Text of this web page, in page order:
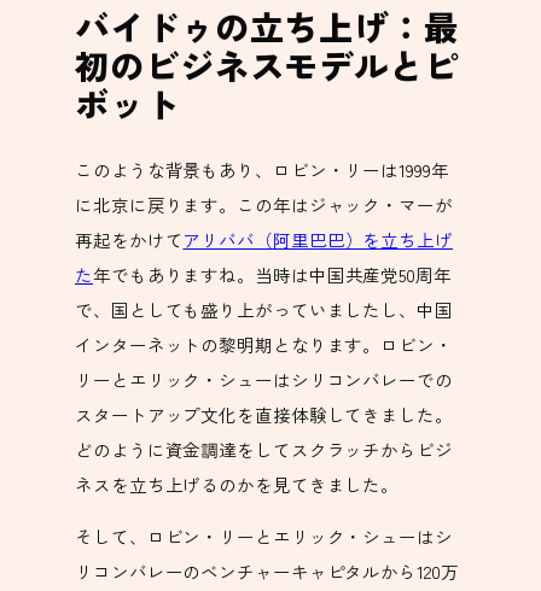
バイドゥの立ち上げ：最
初のビジネスモデルとピ
ボット
このような背景もあり、ロビン・リーは1999年
に北京に戻ります。この年はジャック・マーが
再起をかけてアリババ（阿里巴巴）を立ち上げ
た年でもありますね。当時は中国共産党50周年
で、国としても盛り上がっていましたし、中国
インターネットの黎明期となります。ロビン・
リーとエリック・シューはシリコンバレーでの
スタートアップ文化を直接体験してきました。
どのように資金調達をしてスクラッチからビジ
ネスを立ち上げるのかを見てきました。
そして、ロビン・リーとエリック・シューはシ
リコンバレーのベンチャーキャピタルから120万